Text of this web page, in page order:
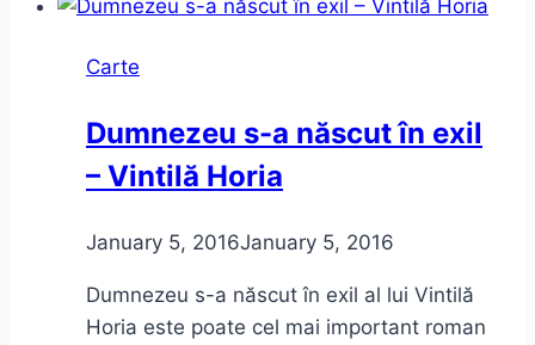
comunistă
–
câteva
anarhice
anarhiste)
Carte
Dumnezeu s-a născut în exil
– Vintilă Horia
January 5, 2016January 5, 2016
Dumnezeu s-a născut în exil al lui Vintilă
Horia este poate cel mai important roman